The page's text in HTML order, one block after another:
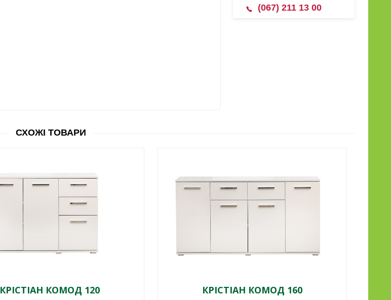
(067) 211 13 00
СХОЖІ ТОВАРИ
КРІСТІАН КОМОД 120 КРІСТІАН КОМОД 160